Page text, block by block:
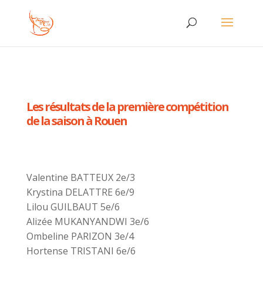
Les résultats de la première compétition
de la saison à Rouen
Valentine BATTEUX 2e/3
Krystina DELATTRE 6e/9
Lilou GUILBAUT 5e/6
Alizée MUKANYANDWI 3e/6
Ombeline PARIZON 3e/4
Hortense TRISTANI 6e/6